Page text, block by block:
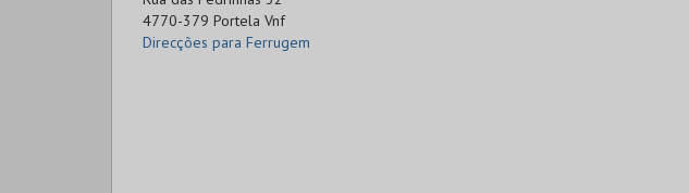
4770-379 Portela Vnf
Direcções para Ferrugem